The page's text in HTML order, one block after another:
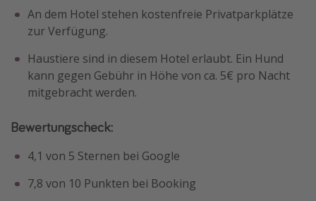
An dem Hotel stehen kostenfreie Privatparkplätze
zur Verfügung.
Haustiere sind in diesem Hotel erlaubt. Ein Hund
kann gegen Gebühr in Höhe von ca. 5€ pro Nacht
mitgebracht werden.
Bewertungscheck:
4,1 von 5 Sternen bei Google
7,8 von 10 Punkten bei Booking